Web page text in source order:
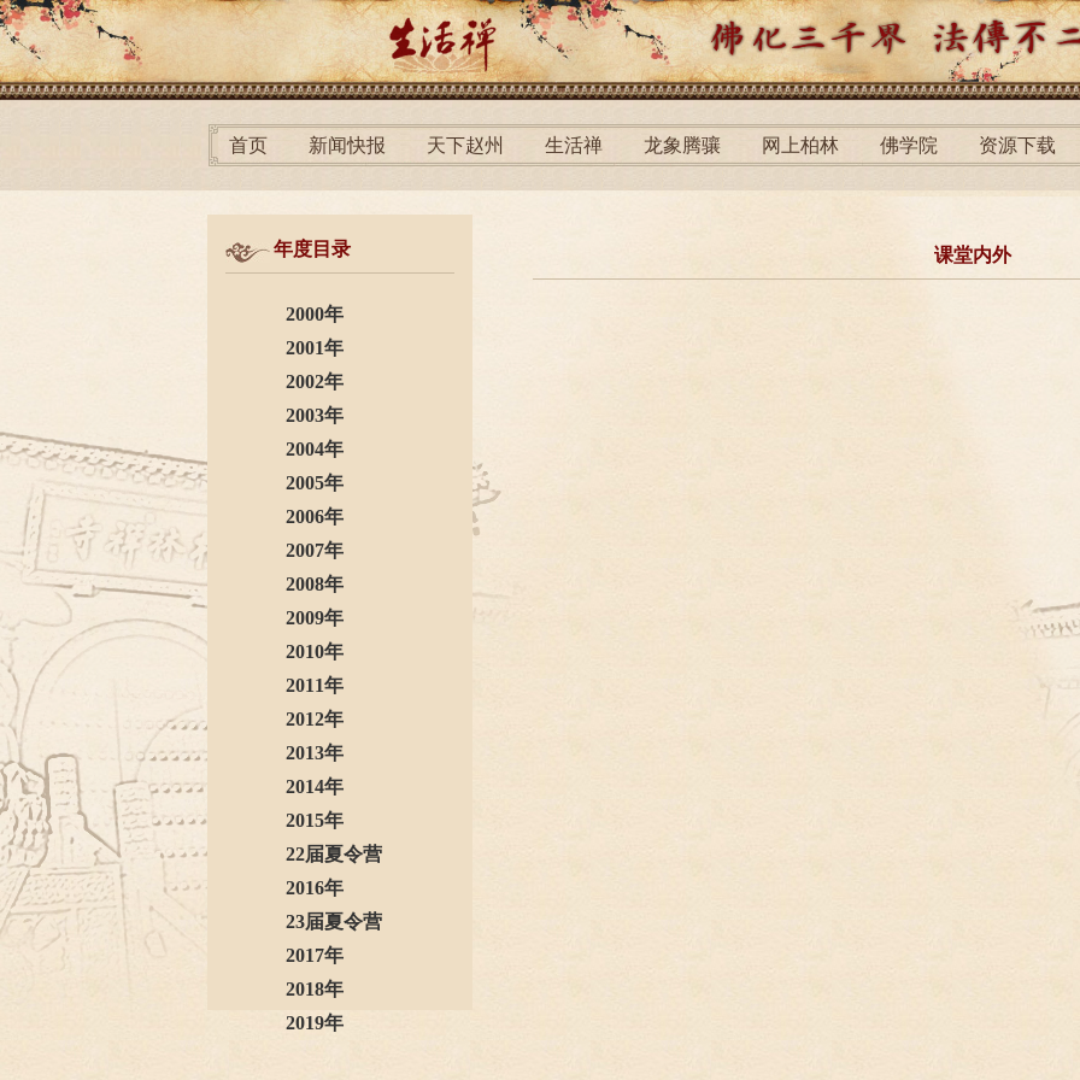
首页 新闻快报 天下赵州 生活禅 龙象腾骧 网上柏林 佛学院 资源下载
年度目录
2000年
2001年
2002年
2003年
2004年
2005年
2006年
2007年
2008年
2009年
2010年
2011年
2012年
2013年
2014年
2015年
22届夏令营
2016年
23届夏令营
2017年
2018年
2019年
课堂内外